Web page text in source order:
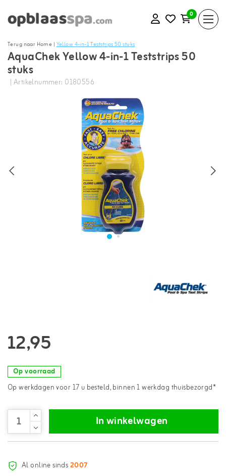
0
Terug naar Home |Yellow 4-in-1 Teststrips 50 stuks
AquaChek Yellow 4-in-1 Teststrips 50
stuks
| Artikelnummer: 0180556
12,95
Op voorraad
Op werkdagen voor 17 u besteld, binnen 1 werkdag thuisbezorgd*
In winkelwagen
Al online sinds2007